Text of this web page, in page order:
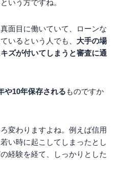
という方ですね。
面目に働いていて、ローンな
いるという人でも、 大手の場
ズが付いてしまうと審査に通
や10年保存される ものですか
変わりますよね。例えば信用
い時に起こしてしまったとし
経験を経て、しっかりとした